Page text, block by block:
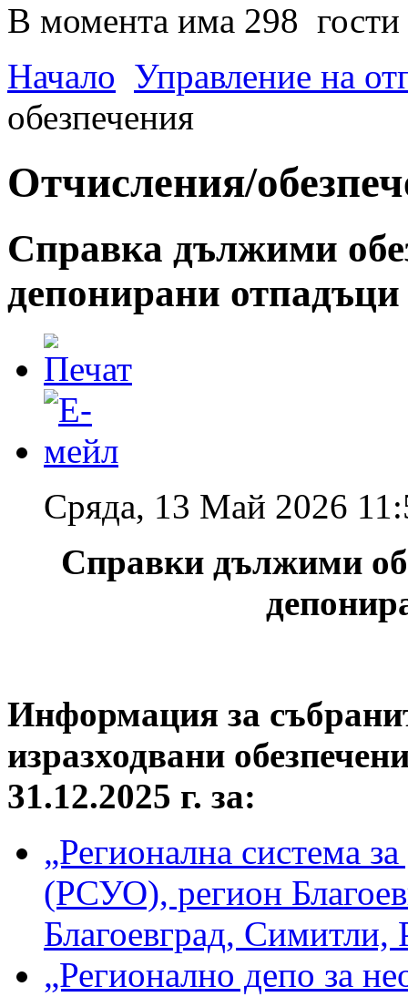
В момента има 298 гости
Начало Управление на
обезпечения
Отчисления/
Справка дължими
депонирани отпадъци
Сряда, 13 Май 2026
Справки дължими
Информация за
изразходвани
31.12.2025 г. за:
„Регионална система
(РСУО), регион
Благоевград,
„Регионално депо за